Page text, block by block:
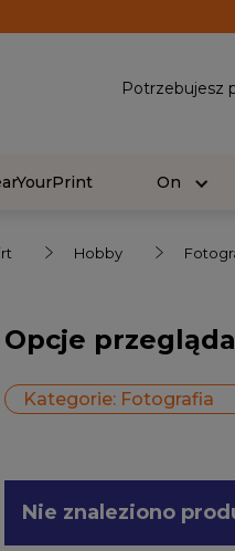
Potrzebujesz
On
Hobby
Opcje
Kategorie: Fotografia
Nie znaleziono